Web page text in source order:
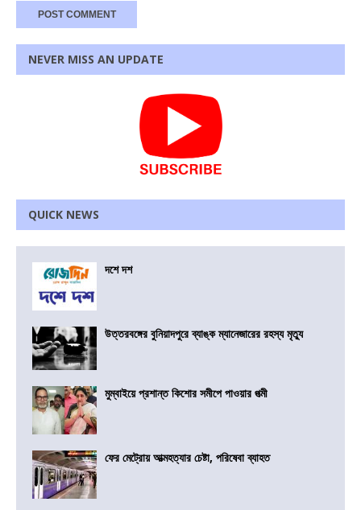
NEVER MISS AN UPDATE
QUICK NEWS
দশে দশ
উত্তরবঙ্গের বুনিয়াদপুরে ব্যাঙ্ক ম্যানেজারের রহস্য মৃত্যু
মুম্বাইয়ে প্রশান্ত কিশোর সমীপে পাওয়ার পত্মী
ফের মেট্রোয় আত্মহত্যার চেষ্টা, পরিষেবা ব্যাহত